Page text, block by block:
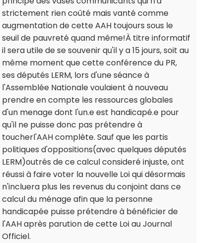
strictement rien coûté mais vanté comme
augmentation de cette AAH toujours sous le
seuil de pauvreté quand même!À titre informatif
il sera utile de se souvenir qu'il y a 15 jours, soit au
même moment que cette conférence du PR,
ses députés LERM, lors d'une séance à
l'Assemblée Nationale voulaient à nouveau
prendre en compte les ressources globales
d'un menage dont l'un.e est handicapé.e pour
qu'il ne puisse donc pas prétendre à
toucherl'AAH complète. Sauf que les partis
politiques d'oppositions(avec quelques députés
LERM)outrés de ce calcul consideré injuste, ont
réussi à faire voter la nouvelle Loi qui désormais
n'incluera plus les revenus du conjoint dans ce
calcul du ménage afin que la personne
handicapée puisse prétendre à bénéficier de
l'AAH après parution de cette Loi au Journal
Officiel.